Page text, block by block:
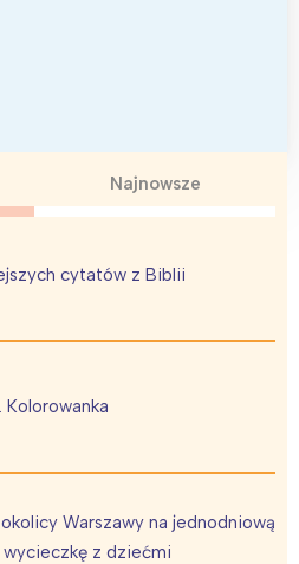
Najnowsze
cytatów z Biblii
Kolorowanka
Warszawy na jednodniową
wycieczkę z dziećmi